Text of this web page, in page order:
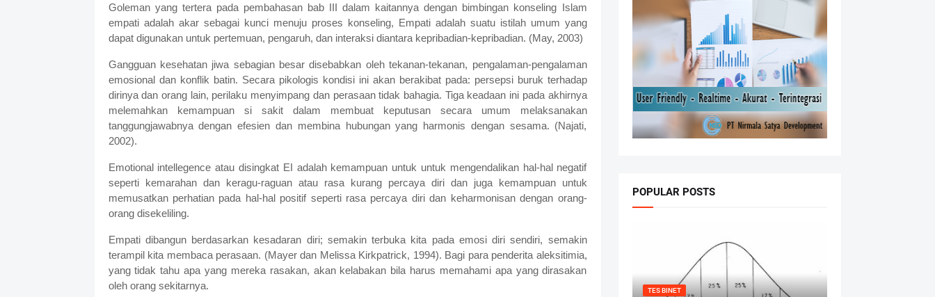
Goleman yang tertera pada pembahasan bab III dalam kaitannya dengan bimbingan konseling Islam
empati adalah akar sebagai kunci menuju proses konseling, Empati adalah suatu istilah umum yang
dapat digunakan untuk pertemuan, pengaruh, dan interaksi diantara kepribadian-kepribadian. (May, 2003)
Gangguan kesehatan jiwa sebagian besar disebabkan oleh tekanan-tekanan, pengalaman-pengalaman
emosional dan konflik batin. Secara pikologis kondisi ini akan berakibat pada: persepsi buruk terhadap
dirinya dan orang lain, perilaku menyimpang dan perasaan tidak bahagia. Tiga keadaan ini pada akhirnya
melemahkan kemampuan si sakit dalam membuat keputusan secara umum melaksanakan
tanggungjawabnya dengan efesien dan membina hubungan yang harmonis dengan sesama. (Najati,
2002).
Emotional intellegence atau disingkat EI adalah kemampuan untuk untuk mengendalikan hal-hal negatif
seperti kemarahan dan keragu-raguan atau rasa kurang percaya diri dan juga kemampuan untuk
memusatkan perhatian pada hal-hal positif seperti rasa percaya diri dan keharmonisan dengan orang-
orang disekeliling.
Empati dibangun berdasarkan kesadaran diri; semakin terbuka kita pada emosi diri sendiri, semakin
terampil kita membaca perasaan. (Mayer dan Melissa Kirkpatrick, 1994). Bagi para penderita aleksitimia,
yang tidak tahu apa yang mereka rasakan, akan kelabakan bila harus memahami apa yang dirasakan
oleh orang sekitarnya.
POPULAR POSTS
TES BINET